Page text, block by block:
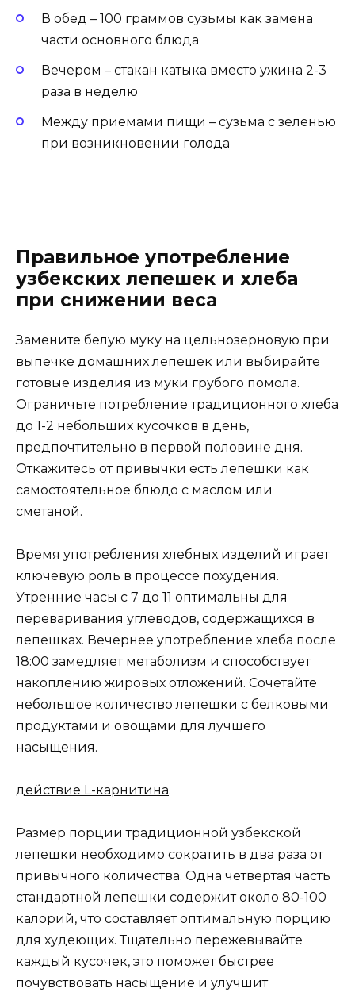
В обед – 100 граммов сузьмы как замена
части основного блюда
Вечером – стакан катыка вместо ужина 2-3
раза в неделю
Между приемами пищи – сузьма с зеленью
при возникновении голода
Правильное употребление
узбекских лепешек и хлеба
при снижении веса
Замените белую муку на цельнозерновую при
выпечке домашних лепешек или выбирайте
готовые изделия из муки грубого помола.
Ограничьте потребление традиционного хлеба
до 1-2 небольших кусочков в день,
предпочтительно в первой половине дня.
Откажитесь от привычки есть лепешки как
самостоятельное блюдо с маслом или
сметаной.
Время употребления хлебных изделий играет
ключевую роль в процессе похудения.
Утренние часы с 7 до 11 оптимальны для
переваривания углеводов, содержащихся в
лепешках. Вечернее употребление хлеба после
18:00 замедляет метаболизм и способствует
накоплению жировых отложений. Сочетайте
небольшое количество лепешки с белковыми
продуктами и овощами для лучшего
насыщения.
действие L-карнитина.
Размер порции традиционной узбекской
лепешки необходимо сократить в два раза от
привычного количества. Одна четвертая часть
стандартной лепешки содержит около 80-100
калорий, что составляет оптимальную порцию
для худеющих. Тщательно пережевывайте
каждый кусочек, это поможет быстрее
почувствовать насыщение и улучшит